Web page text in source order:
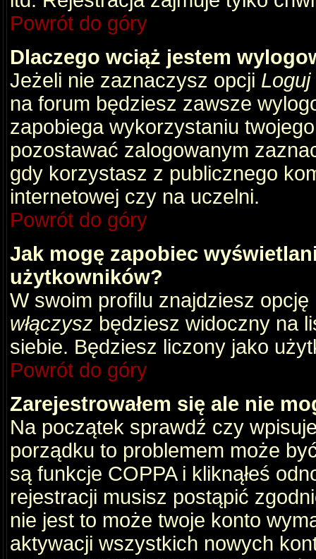
Powrót do góry
Dlaczego wciąż jestem
Jeżeli nie zaznaczysz opcji
na forum będziesz zawsze
zapobiega wykorzystaniu
pozostawać zalogowanym
gdy korzystasz z publicznego
internetowej czy na uczelni.
Powrót do góry
Jak mogę zapobiec
użytkowników?
W swoim profilu znajdziesz opcję
włączysz będziesz widoczny na
siebie. Będziesz liczony jako
Powrót do góry
Zarejestrowałem się ale nie
Na początek sprawdź czy
porządku to problemem może
są funkcje COPPA i kliknąłeś
rejestracji musisz postąpić
nie jest to może twoje konto
aktywacji wszystkich nowych